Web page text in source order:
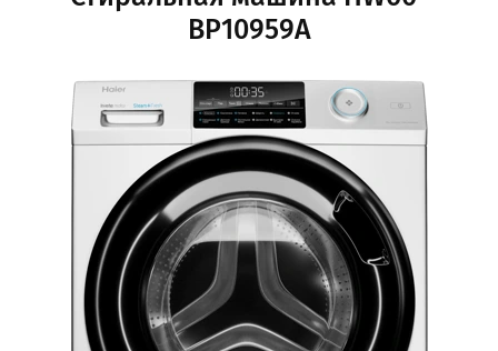
BP10959A